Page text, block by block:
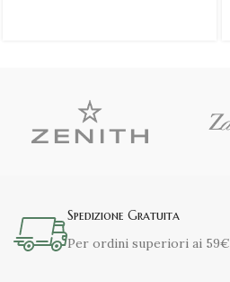
Spedizione Gratuita
Per ordini superiori ai 59€